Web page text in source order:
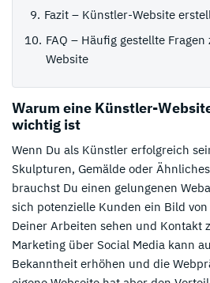
Fazit – Künstler-Website
FAQ – Häufig gestellte
Website
Warum eine Künstler-
wichtig ist
Wenn Du als Künstler erfolgreich
Skulpturen, Gemälde oder
brauchst Du einen gelungenen
sich potenzielle Kunden ein Bild
Deiner Arbeiten sehen und Kontakt
Marketing über Social Media kann
Bekanntheit erhöhen und die